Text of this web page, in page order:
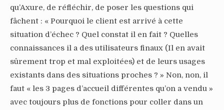
qu’Axure, de réfléchir, de poser les questions qui
fâchent : « Pourquoi le client est arrivé à cette
situation d’échec ? Quel constat il en fait ? Quelles
connaissances il a des utilisateurs finaux (Il en avait
sûrement trop et mal exploitées) et de leurs usages
existants dans des situations proches ? » Non, non, il
faut « les 3 pages d’accueil différentes qu’on a vendu »
avec toujours plus de fonctions pour coller dans un